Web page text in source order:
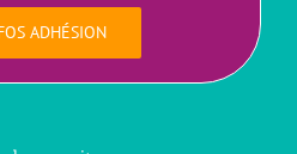
ADHÉSION